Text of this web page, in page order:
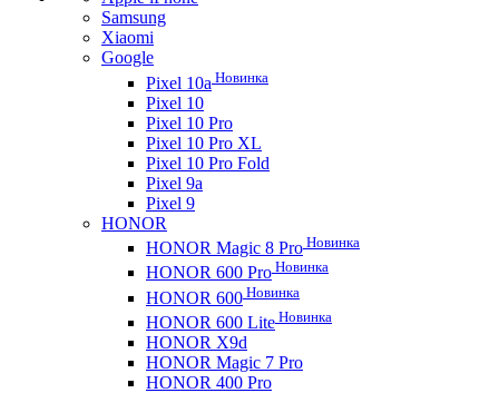
Samsung
Xiaomi
Google
Pixel 10a Новинка
Pixel 10
Pixel 10 Pro
Pixel 10 Pro XL
Pixel 10 Pro Fold
Pixel 9a
Pixel 9
HONOR
HONOR Magic 8 Pro Новинка
HONOR 600 Pro Новинка
HONOR 600 Новинка
HONOR 600 Lite Новинка
HONOR X9d
HONOR Magic 7 Pro
HONOR 400 Pro